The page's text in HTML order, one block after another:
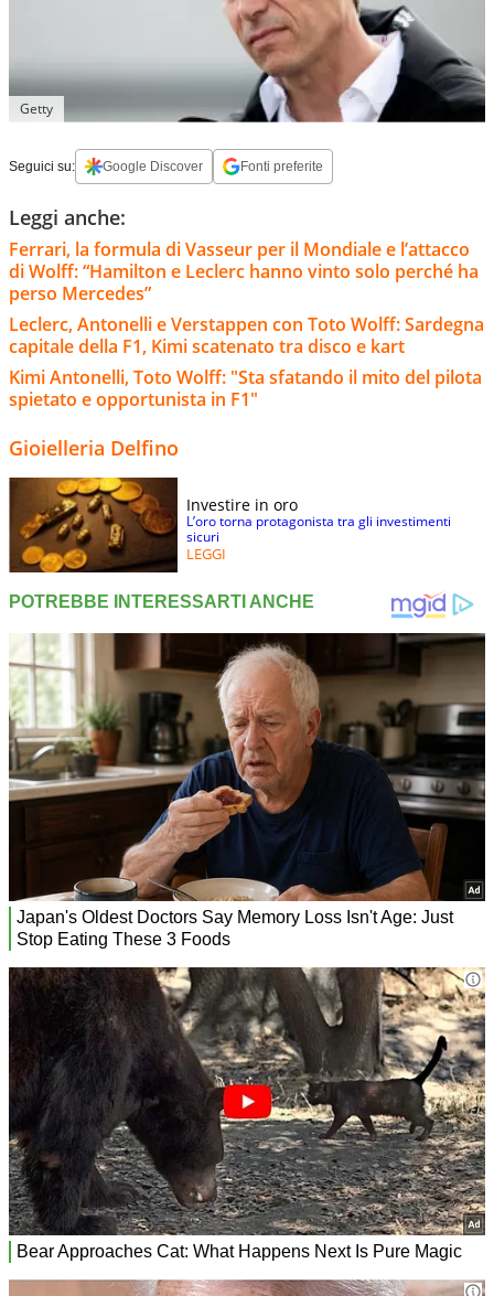
Getty
Seguici su: Google Discover Fonti preferite
Leggi anche:
Ferrari, la formula di Vasseur per il Mondiale e l’attacco
di Wolff: “Hamilton e Leclerc hanno vinto solo perché ha
perso Mercedes”
Leclerc, Antonelli e Verstappen con Toto Wolff: Sardegna
capitale della F1, Kimi scatenato tra disco e kart
Kimi Antonelli, Toto Wolff: "Sta sfatando il mito del pilota
spietato e opportunista in F1"
Gioielleria Delfino
Investire in oro
L’oro torna protagonista tra gli investimenti
sicuri
LEGGI